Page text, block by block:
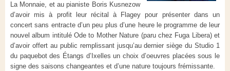
La Monnaie, et au pianiste Boris Kusnezow
d’avoir mis à profit leur récital à Flagey pour présenter dans un
concert sans entracte d’un peu plus d’une heure le programme de leur
nouvel album intitulé Ode to Mother Nature (paru chez Fuga Libera) et
d’avoir offert au public remplissant jusqu’au dernier siège du Studio 1
du paquebot des Étangs d’Ixelles un choix d’oeuvres placées sous le
signe des saisons changeantes et d’une nature toujours frémissante.